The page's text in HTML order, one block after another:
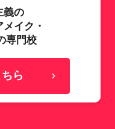
義の
イク・
専門校
ら